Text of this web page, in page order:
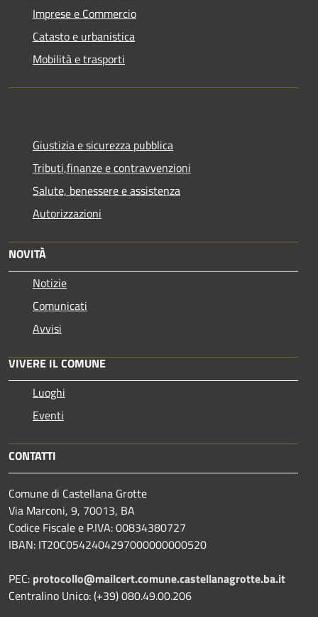
Imprese e Commercio
Catasto e urbanistica
Mobilità e trasporti
Giustizia e sicurezza pubblica
Tributi,finanze e contravvenzioni
Salute, benessere e assistenza
Autorizzazioni
NOVITÀ
Notizie
Comunicati
Avvisi
VIVERE IL COMUNE
Luoghi
Eventi
CONTATTI
Comune di Castellana Grotte
Via Marconi, 9, 70013, BA
Codice Fiscale e P.IVA: 00834380727
IBAN: IT20C0542404297000000000520
PEC: protocollo@mailcert.comune.castellanagrotte.ba.it
Centralino Unico: (+39) 080.49.00.206